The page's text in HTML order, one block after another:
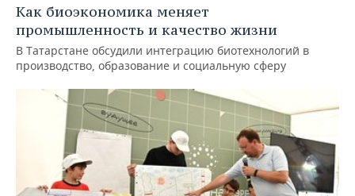
Как биоэкономика меняет
промышленность и качество жизни
В Татарстане обсудили интеграцию биотехнологий в
производство, образование и социальную сферу